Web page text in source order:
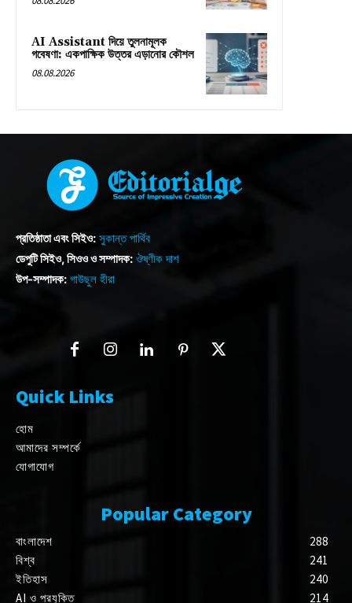
AI Assistant দিয়ে তুলনামূলক
গবেষণা: একপাক্ষিক উত্তর এড়ানোর কৌশল
08.08.2026
প্রতিষ্ঠাতা এবং সিইও: সুকান্ত পার্থিব
ডেপুটি সিইও, সিওও ও সম্পাদক: ঔষ্ণীক দাশ
উপ-সম্পাদক: গাউছুল হীরা
Quick Links
হোম
আমাদের সম্পর্কে
যোগাযোগ
Popular Category
বাংলাদেশ
288
বিশ্ব
241
ইতিহাস
240
AI ও প্রযুক্তি
214